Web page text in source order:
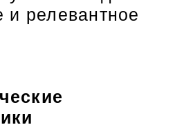
и релевантное